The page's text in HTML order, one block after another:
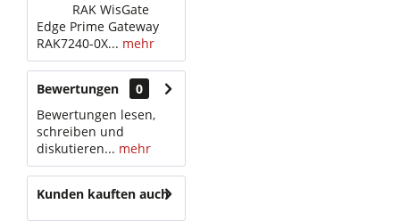
RAK WisGate
Edge Prime Gateway
RAK7240-0X... mehr
Bewertungen
0
Bewertungen lesen,
schreiben und
diskutieren... mehr
Kunden kauften auch